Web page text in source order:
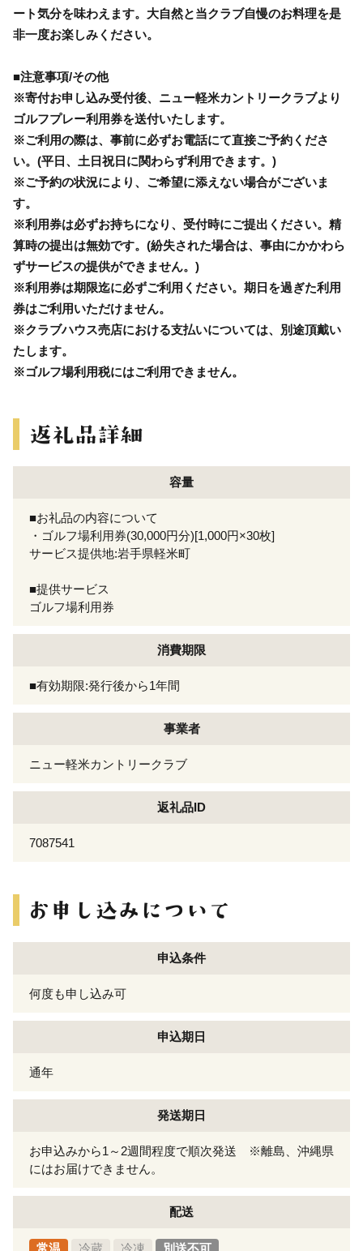
ート気分を味わえます。大自然と当クラブ自慢のお料理を是
非一度お楽しみください。
■注意事項/その他
※寄付お申し込み受付後、ニュー軽米カントリークラブより
ゴルフプレー利用券を送付いたします。
※ご利用の際は、事前に必ずお電話にて直接ご予約くださ
い。(平日、土日祝日に関わらず利用できます。)
※ご予約の状況により、ご希望に添えない場合がございま
す。
※利用券は必ずお持ちになり、受付時にご提出ください。精
算時の提出は無効です。(紛失された場合は、事由にかかわら
ずサービスの提供ができません。)
※利用券は期限迄に必ずご利用ください。期日を過ぎた利用
券はご利用いただけません。
※クラブハウス売店における支払いについては、別途頂戴い
たします。
※ゴルフ場利用税にはご利用できません。
容量
■お礼品の内容について
・ゴルフ場利用券(30,000円分)[1,000円×30枚]
サービス提供地:岩手県軽米町
■提供サービス
ゴルフ場利用券
消費期限
■有効期限:発行後から1年間
事業者
ニュー軽米カントリークラブ
返礼品ID
7087541
申込条件
何度も申し込み可
申込期日
通年
発送期日
お申込みから1～2週間程度で順次発送 ※離島、沖縄県
にはお届けできません。
配送
常温 冷蔵 冷凍 別送不可